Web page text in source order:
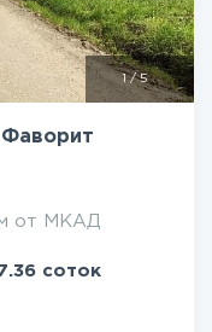
1 /5
Фаворит
от МКАД
соток